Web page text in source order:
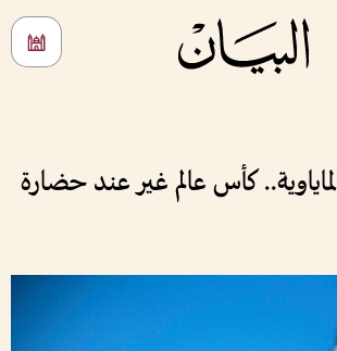
كأس عالم غير عند حضارة